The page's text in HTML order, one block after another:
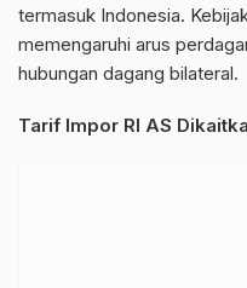
termasuk Indonesia.
memengaruhi arus
hubungan dagang bilateral.
Tarif Impor RI AS